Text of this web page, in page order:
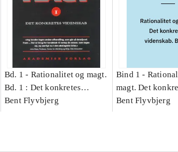
Bd. 1 - Rationalitet og magt.
Bd. 1 : Det konkretes
videnskab
Bent Flyvbjerg
Bind 1 -
magt. Det
videnskab. Bind 1
Bent Flyvbjerg